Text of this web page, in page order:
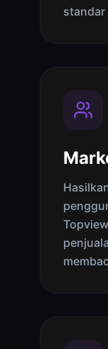
standar